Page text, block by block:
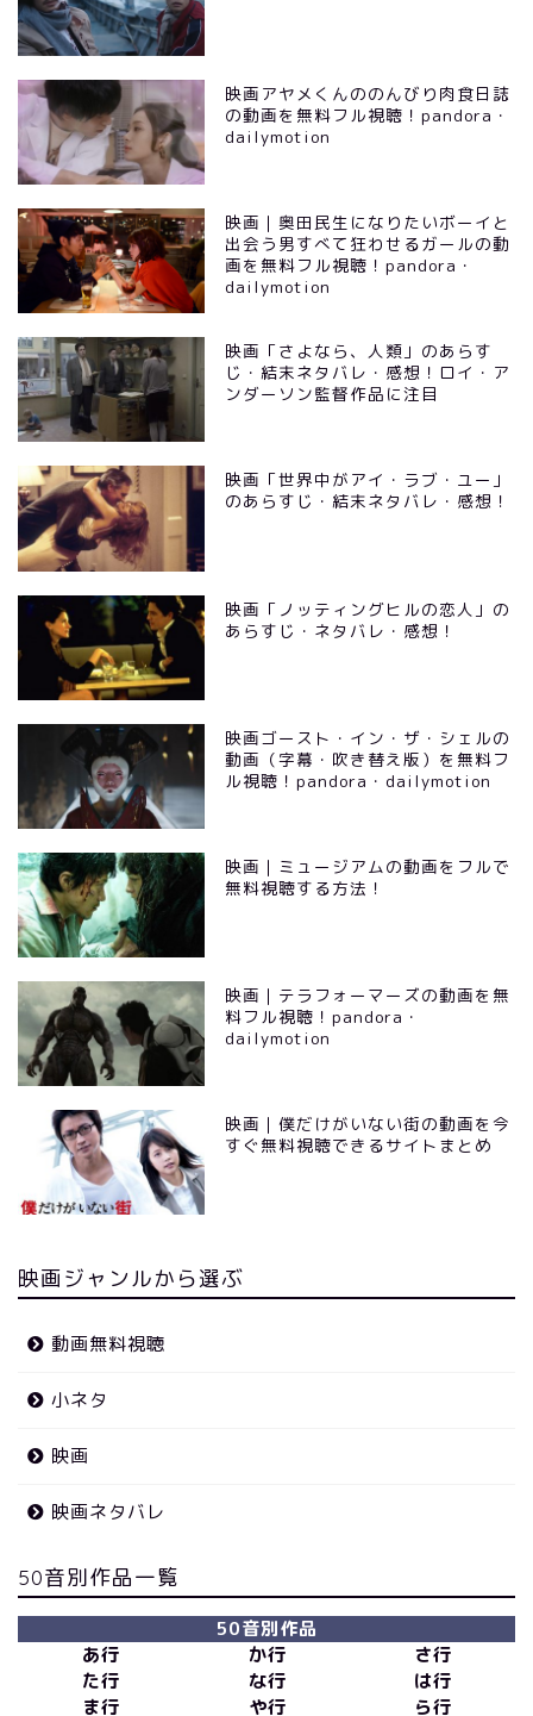
映画アヤメくんののんびり肉食日誌
の動画を無料フル視聴！pandora・
dailymotion
映画｜奥田民生になりたいボーイと
出会う男すべて狂わせるガールの動
画を無料フル視聴！pandora・
dailymotion
映画「さよなら、人類」のあらす
じ・結末ネタバレ・感想！ロイ・ア
ンダーソン監督作品に注目
映画「世界中がアイ・ラブ・ユー」
のあらすじ・結末ネタバレ・感想！
映画「ノッティングヒルの恋人」の
あらすじ・ネタバレ・感想！
映画ゴースト・イン・ザ・シェルの
動画（字幕・吹き替え版）を無料フ
ル視聴！pandora・dailymotion
映画｜ミュージアムの動画をフルで
無料視聴する方法！
映画｜テラフォーマーズの動画を無
料フル視聴！pandora・
dailymotion
映画｜僕だけがいない街の動画を今
すぐ無料視聴できるサイトまとめ
映画ジャンルから選ぶ
動画無料視聴
小ネタ
映画
映画ネタバレ
50音別作品一覧
50音別作品
あ行
か行
さ行
た行
な行
は行
ま行
や行
ら行